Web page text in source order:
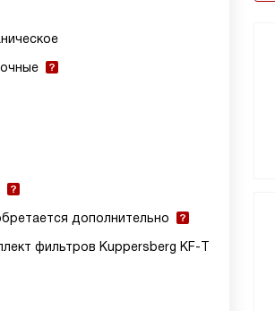
дополнительно
фильтров Kuppersberg KF-T